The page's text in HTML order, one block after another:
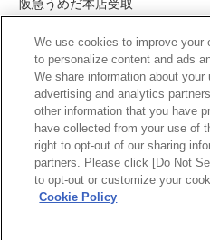
阪急うめだ本店受取
PCサイト
記載がない場合は
We use cookies to improve your
to personalize content and ads
We share information about
advertising and analytics
other information that you have
have collected from your use of
right to opt-out of our sharing
partners. Please click [Do Not
to opt-out or customize your
Cookie Policy